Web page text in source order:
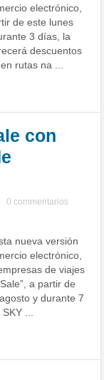
electrónico,
de este lunes
3 días, la
descuentos
rutas na ...
con
0 commentarios
nueva versión
electrónico,
de viajes
a partir de
y durante 7
...